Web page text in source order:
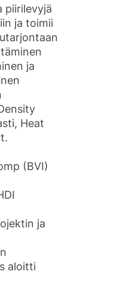
piirilevyjä
ja toimii
ja
Heat
(BVI)
ja
aloitti